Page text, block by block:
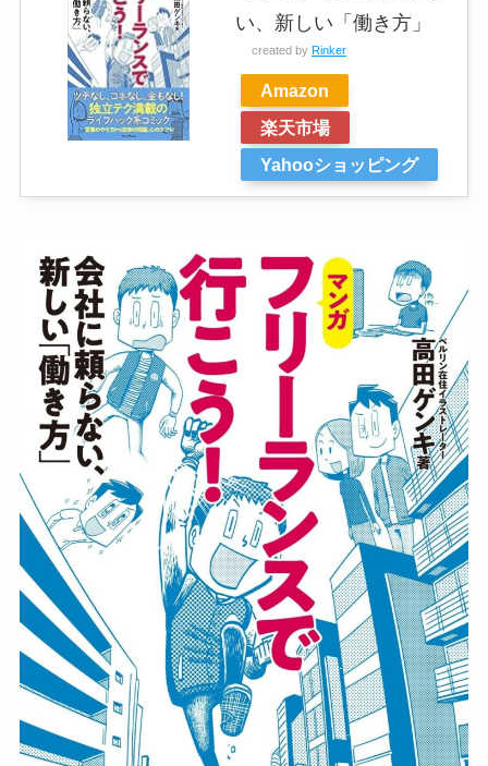
い、新しい「働き方」
created by Rinker
Amazon
楽天市場
Yahooショッピング